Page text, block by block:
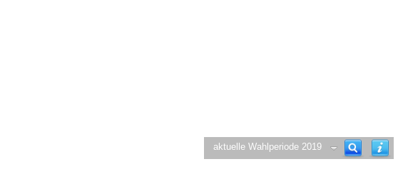
aktuelle Wahlperiode 2019